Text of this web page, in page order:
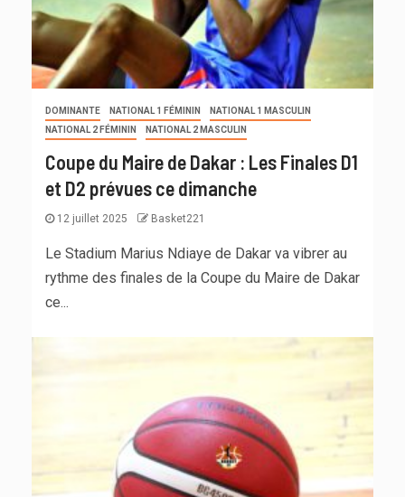
DOMINANTE NATIONAL 1 FÉMININ
NATIONAL 1 MASCULIN
NATIONAL 2 FÉMININ
NATIONAL 2 MASCULIN
Coupe du Maire de Dakar : Les Finales D1
et D2 prévues ce dimanche
12 juillet 2025 Basket221
Le Stadium Marius Ndiaye de Dakar va vibrer au
rythme des finales de la Coupe du Maire de Dakar
ce...